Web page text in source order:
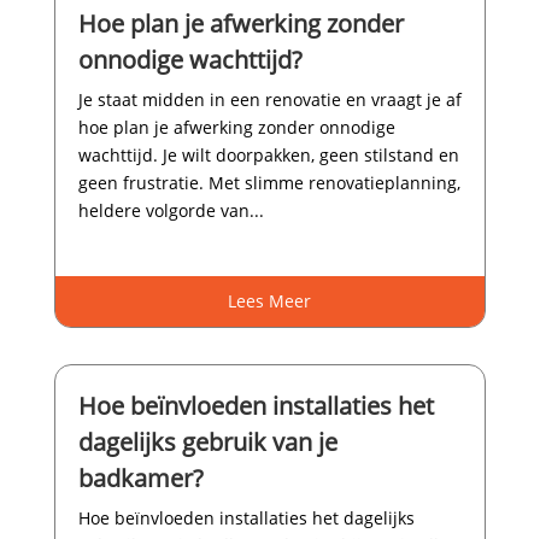
Hoe plan je afwerking zonder
onnodige wachttijd?
Je staat midden in een renovatie en vraagt je af
hoe plan je afwerking zonder onnodige
wachttijd.​ Je wilt doorpakken, geen stilstand en
geen frustratie.​ Met slimme renovatieplanning,
heldere volgorde van...
Lees Meer
Hoe beïnvloeden installaties het
dagelijks gebruik van je
badkamer?
Hoe beïnvloeden installaties het dagelijks